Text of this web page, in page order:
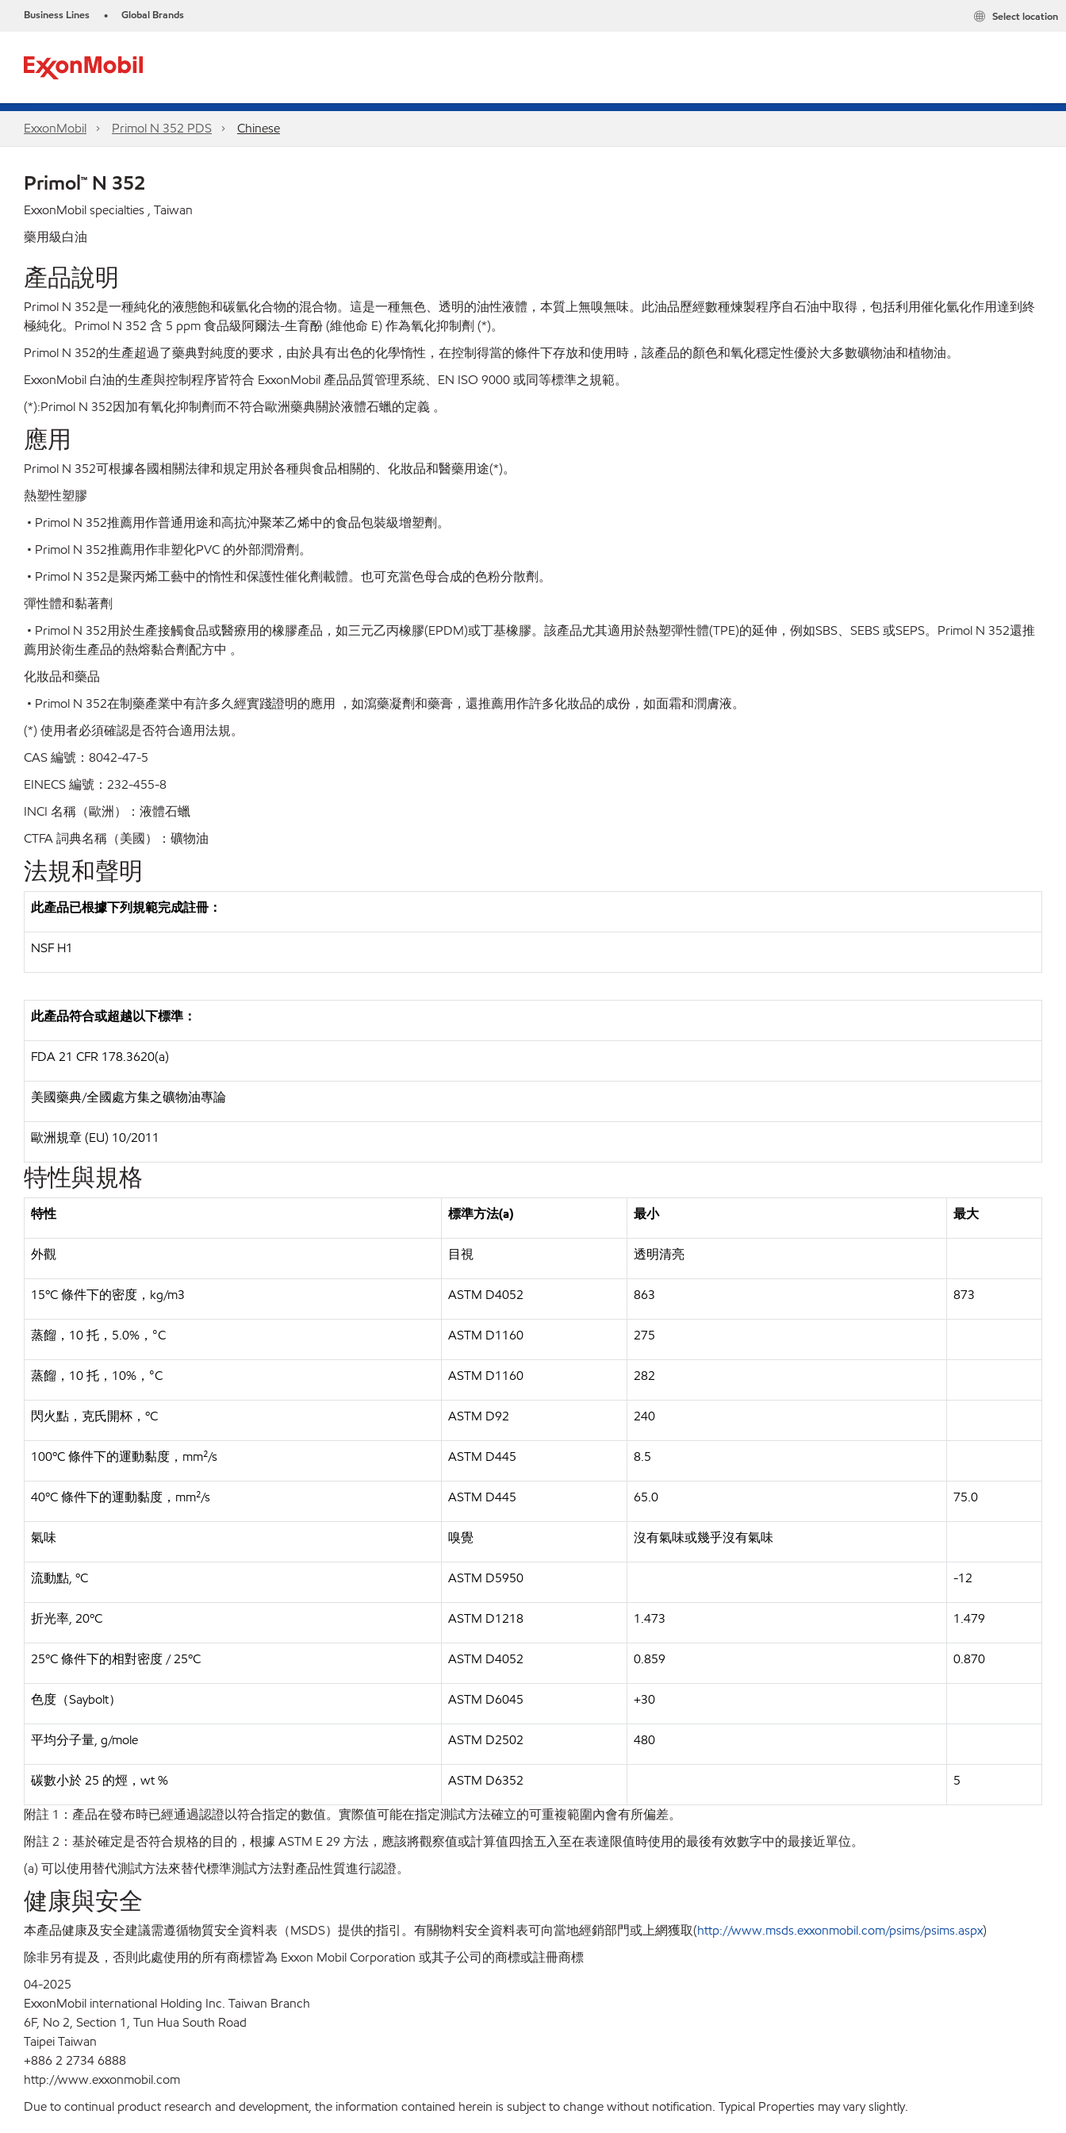
Business Lines • Global Brands Select location
ExxonMobil Primol N 352 PDS Chinese
Primol™ N 352
ExxonMobil specialties , Taiwan
藥用級白油
產品說明
Primol N 352是一種純化的液態飽和碳氫化合物的混合物。這是一種無色、透明的油性液體，本質上無嗅無味。此油品歷經數種煉製程序自石油中取得，包括利用催化氫化作用達到終
極純化。Primol N 352 含 5 ppm 食品級阿爾法-生育酚 (維他命 E) 作為氧化抑制劑 (*)。
Primol N 352的生產超過了藥典對純度的要求，由於具有出色的化學惰性，在控制得當的條件下存放和使用時，該產品的顏色和氧化穩定性優於大多數礦物油和植物油。
ExxonMobil 白油的生產與控制程序皆符合 ExxonMobil 產品品質管理系統、EN ISO 9000 或同等標準之規範。
(*):Primol N 352因加有氧化抑制劑而不符合歐洲藥典關於液體石蠟的定義 。
應用
Primol N 352可根據各國相關法律和規定用於各種與食品相關的、化妝品和醫藥用途(*)。
熱塑性塑膠
• Primol N 352推薦用作普通用途和高抗沖聚苯乙烯中的食品包裝級增塑劑。
• Primol N 352推薦用作非塑化PVC 的外部潤滑劑。
• Primol N 352是聚丙烯工藝中的惰性和保護性催化劑載體。也可充當色母合成的色粉分散劑。
彈性體和黏著劑
• Primol N 352用於生產接觸食品或醫療用的橡膠產品，如三元乙丙橡膠(EPDM)或丁基橡膠。該產品尤其適用於熱塑彈性體(TPE)的延伸，例如SBS、SEBS 或SEPS。Primol N 352還推
薦用於衛生產品的熱熔黏合劑配方中 。
化妝品和藥品
• Primol N 352在制藥產業中有許多久經實踐證明的應用 ，如瀉藥凝劑和藥膏，還推薦用作許多化妝品的成份，如面霜和潤膚液。
(*) 使用者必須確認是否符合適用法規。
CAS 編號：8042-47-5
EINECS 編號：232-455-8
INCI 名稱（歐洲）：液體石蠟
CTFA 詞典名稱（美國）：礦物油
法規和聲明
此產品已根據下列規範完成註冊：
NSF H1
此產品符合或超越以下標準：
FDA 21 CFR 178.3620(a)
美國藥典/全國處方集之礦物油專論
歐洲規章 (EU) 10/2011
特性與規格
特性 標準方法(a) 最小 最大
外觀 目視 透明清亮
15ºC 條件下的密度，kg/m3 ASTM D4052 863 873
蒸餾，10 托，5.0%，°C ASTM D1160 275
蒸餾，10 托，10%，°C ASTM D1160 282
閃火點，克氏開杯，ºC ASTM D92 240
100ºC 條件下的運動黏度，mm²/s ASTM D445 8.5
40ºC 條件下的運動黏度，mm²/s ASTM D445 65.0 75.0
氣味 嗅覺 沒有氣味或幾乎沒有氣味
流動點, ºC ASTM D5950 -12
折光率, 20ºC ASTM D1218 1.473 1.479
25ºC 條件下的相對密度 / 25ºC ASTM D4052 0.859 0.870
色度（Saybolt） ASTM D6045 +30
平均分子量, g/mole ASTM D2502 480
碳數小於 25 的烴，wt % ASTM D6352 5
附註 1：產品在發布時已經通過認證以符合指定的數值。實際值可能在指定測試方法確立的可重複範圍內會有所偏差。
附註 2：基於確定是否符合規格的目的，根據 ASTM E 29 方法，應該將觀察值或計算值四捨五入至在表達限值時使用的最後有效數字中的最接近單位。
(a) 可以使用替代測試方法來替代標準測試方法對產品性質進行認證。
健康與安全
本產品健康及安全建議需遵循物質安全資料表（MSDS）提供的指引。有關物料安全資料表可向當地經銷部門或上網獲取(http://www.msds.exxonmobil.com/psims/psims.aspx)
除非另有提及，否則此處使用的所有商標皆為 Exxon Mobil Corporation 或其子公司的商標或註冊商標
04-2025
ExxonMobil international Holding Inc. Taiwan Branch
6F, No 2, Section 1, Tun Hua South Road
Taipei Taiwan
+886 2 2734 6888
http://www.exxonmobil.com
Due to continual product research and development, the information contained herein is subject to change without notification. Typical Properties may vary slightly.